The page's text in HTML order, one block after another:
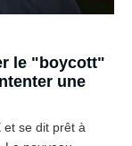
le "boycott"
une
et se dit prêt à